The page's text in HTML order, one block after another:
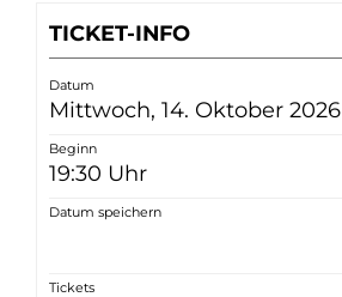
TICKET-INFO
Datum
Mittwoch, 14. Oktober 2026
Beginn
19:30 Uhr
Datum speichern
Tickets